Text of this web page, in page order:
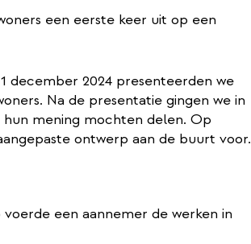
een eerste keer uit op een
december 2024 presenteerden we
Na de presentatie gingen we in
mening mochten delen. Op
ontwerp aan de buurt voor.
een aannemer de werken in